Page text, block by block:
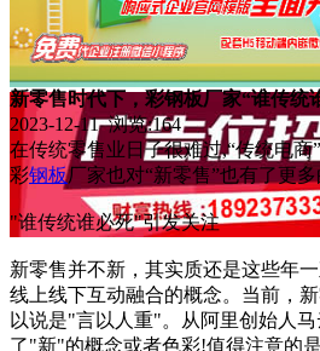
新零售时代下，彩钢板厂家“谁传统
2023-12-11 浏览:164
在传统零售业日子很难过,“传统电商
彩钢板厂家也对“新零售”也有了更
"谁传统谁必死"引发关注
新零售并不新，其实质还是这些年
线上线下互动融合的概念。当前，
以说是"言以人重"。从阿里创始人
了"新"的概念或者色彩!值得注意的